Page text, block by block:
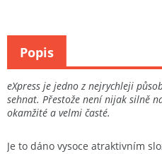
eXpress je jedno z nejrychleji
sehnat. Přestože není nijak silně
okamžité a velmi časté.
Je to dáno vysoce atraktivním
Popis